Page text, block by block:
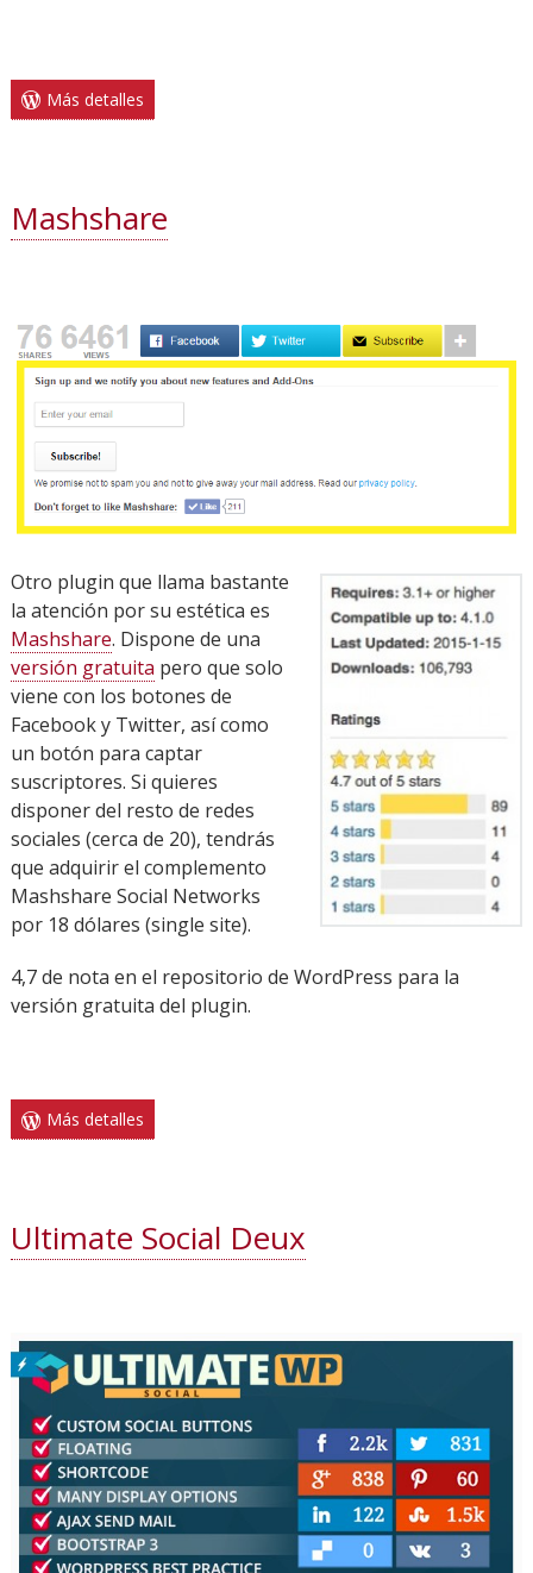
Más detalles
Mashshare
Otro plugin que llama bastante
la atención por su estética es
Mashshare. Dispone de una
versión gratuita pero que solo
viene con los botones de
Facebook y Twitter, así como
un botón para captar
suscriptores. Si quieres
disponer del resto de redes
sociales (cerca de 20), tendrás
que adquirir el complemento
Mashshare Social Networks
por 18 dólares (single site).
4,7 de nota en el repositorio de WordPress para la
versión gratuita del plugin.
Más detalles
Ultimate Social Deux